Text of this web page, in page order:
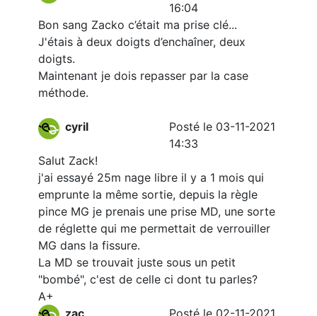
16:04
Bon sang Zacko c’était ma prise clé...
J'étais à deux doigts d’enchaîner, deux
doigts.
Maintenant je dois repasser par la case
méthode.
cyril
Posté le 03-11-2021
14:33
Salut Zack!
j'ai essayé 25m nage libre il y a 1 mois qui
emprunte la même sortie, depuis la règle
pince MG je prenais une prise MD, une sorte
de réglette qui me permettait de verrouiller
MG dans la fissure.
La MD se trouvait juste sous un petit
"bombé", c'est de celle ci dont tu parles?
A+
zac
Posté le 02-11-2021